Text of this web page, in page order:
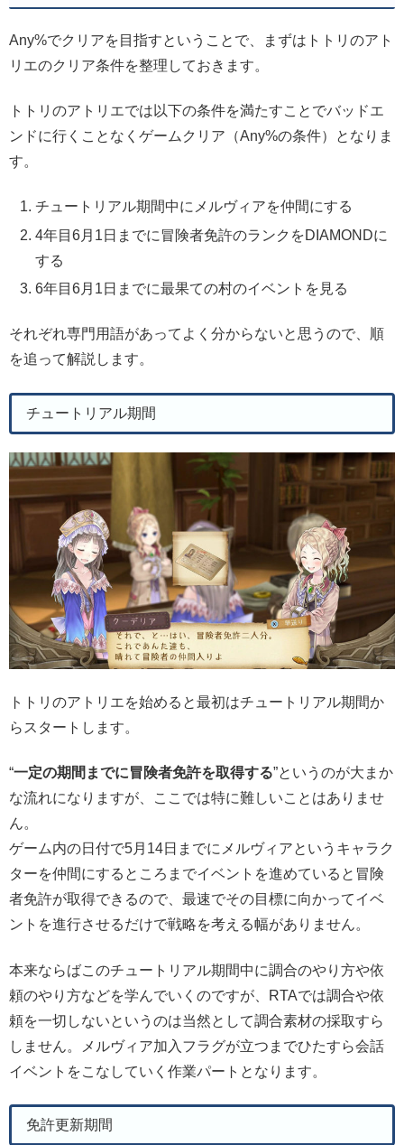
Any%でクリアを目指すということで、まずはトトリのアト
リエのクリア条件を整理しておきます。
トトリのアトリエでは以下の条件を満たすことでバッドエ
ンドに行くことなくゲームクリア（Any%の条件）となりま
す。
チュートリアル期間中にメルヴィアを仲間にする
4年目6月1日までに冒険者免許のランクをDIAMONDに
する
6年目6月1日までに最果ての村のイベントを見る
それぞれ専門用語があってよく分からないと思うので、順
を追って解説します。
チュートリアル期間
トトリのアトリエを始めると最初はチュートリアル期間か
らスタートします。
“一定の期間までに冒険者免許を取得する”というのが大まか
な流れになりますが、ここでは特に難しいことはありませ
ん。
ゲーム内の日付で5月14日までにメルヴィアというキャラク
ターを仲間にするところまでイベントを進めていると冒険
者免許が取得できるので、最速でその目標に向かってイベ
ントを進行させるだけで戦略を考える幅がありません。
本来ならばこのチュートリアル期間中に調合のやり方や依
頼のやり方などを学んでいくのですが、RTAでは調合や依
頼を一切しないというのは当然として調合素材の採取すら
しません。メルヴィア加入フラグが立つまでひたすら会話
イベントをこなしていく作業パートとなります。
免許更新期間